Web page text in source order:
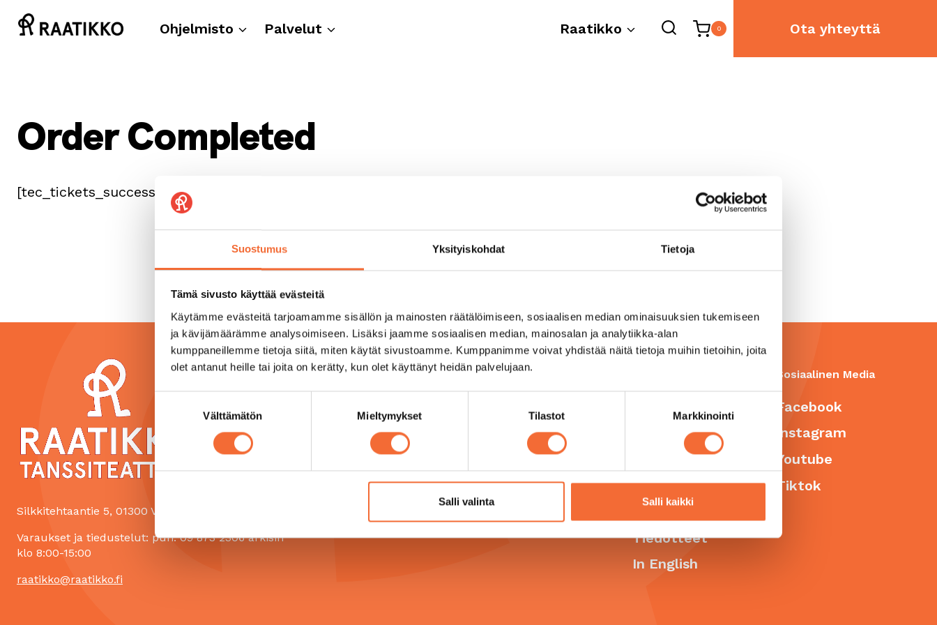
Suostumus Yksityiskohdat Tietoja
Tämä sivusto käyttää evästeitä
Käytämme evästeitä tarjoamamme sisällön ja mainosten räätälöimiseen, sosiaalisen median ominaisuuksien tukemiseen
ja kävijämäärämme analysoimiseen. Lisäksi jaamme sosiaalisen median, mainosalan ja analytiikka-alan
kumppaneillemme tietoja siitä, miten käytät sivustoamme. Kumppanimme voivat yhdistää näitä tietoja muihin tietoihin, joita
olet antanut heille tai joita on kerätty, kun olet käyttänyt heidän palvelujaan.
Välttämätön Mieltymykset Tilastot Markkinointi
Salli valinta Salli kaikki
Siirry
sisältöön
Ohjelmisto Palvelut Raatikko 0 Ota yhteyttä
Order Completed
[tec_tickets_success]
Silkkitehtaantie 5, 01300 Vantaa
Varaukset ja tiedustelut: puh. 09 873 2306 arkisin
klo 8:00-15:00
raatikko@raatikko.fi
Ohjelmisto
Ohjelmisto
Kiertueohjelmisto
Palvelut
Tilanvuokraus
Lahjakortti
Henkilöstö
Raatikosta
Menneet esitykset
Medialle
Tiedotteet
In English
Sosiaalinen Media
Facebook
Instagram
Youtube
Tiktok